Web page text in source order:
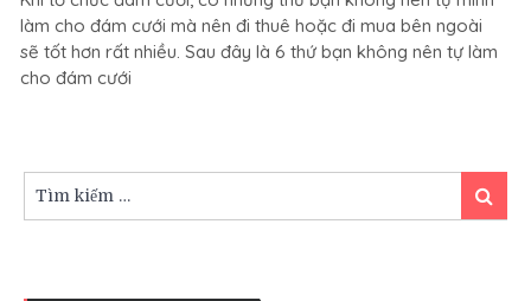
đám
cưới
không
tự
làm cho đám cưới mà nên đi thuê hoặc đi mua bên ngoài
sẽ tốt hơn rất nhiều. Sau đây là 6 thứ bạn không nên tự làm
cho đám cưới
kiếm:
Tìm
kiếm